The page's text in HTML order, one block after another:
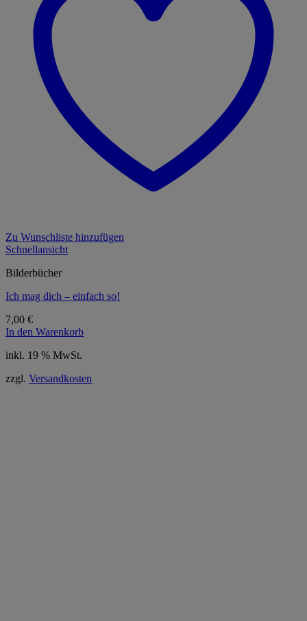
Zu Wunschliste hinzufügen
Schnellansicht
Bilderbücher
Ich mag dich – einfach so!
7,00 €
In den Warenkorb
inkl. 19 % MwSt.
zzgl. Versandkosten